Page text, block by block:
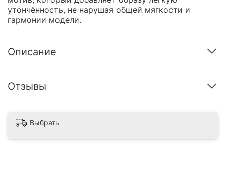
утончённость, не нарушая общей мягкости и
гармонии модели.
Описание
Отзывы
Выбрать